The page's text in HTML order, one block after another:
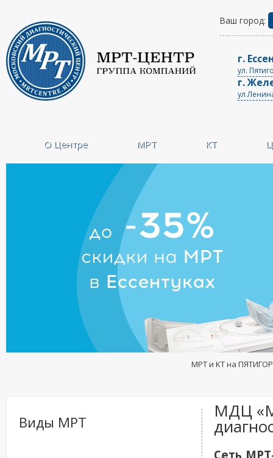
Ваш город:
г.
ул.
г.
ул
О Центре МРТ КТ
МРТ и КТ на
Виды МРТ
МДЦ
Сеть